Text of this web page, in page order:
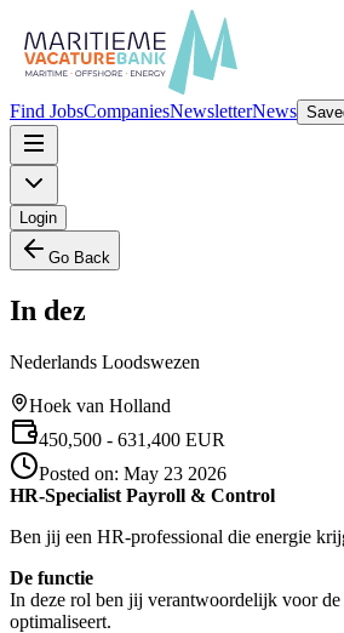
Find JobsCompaniesNewsletterNews
Login
Go Back
In dez
Nederlands Loodswezen
Hoek van Holland
450,500 - 631,400 EUR
Posted on: May 23 2026
HR-Specialist Payroll & Control
Ben jij een HR-professional die energie
De functie
In deze rol ben jij verantwoordelijk voor
optimaliseert.